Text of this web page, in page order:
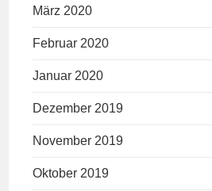
März 2020
Februar 2020
Januar 2020
Dezember 2019
November 2019
Oktober 2019